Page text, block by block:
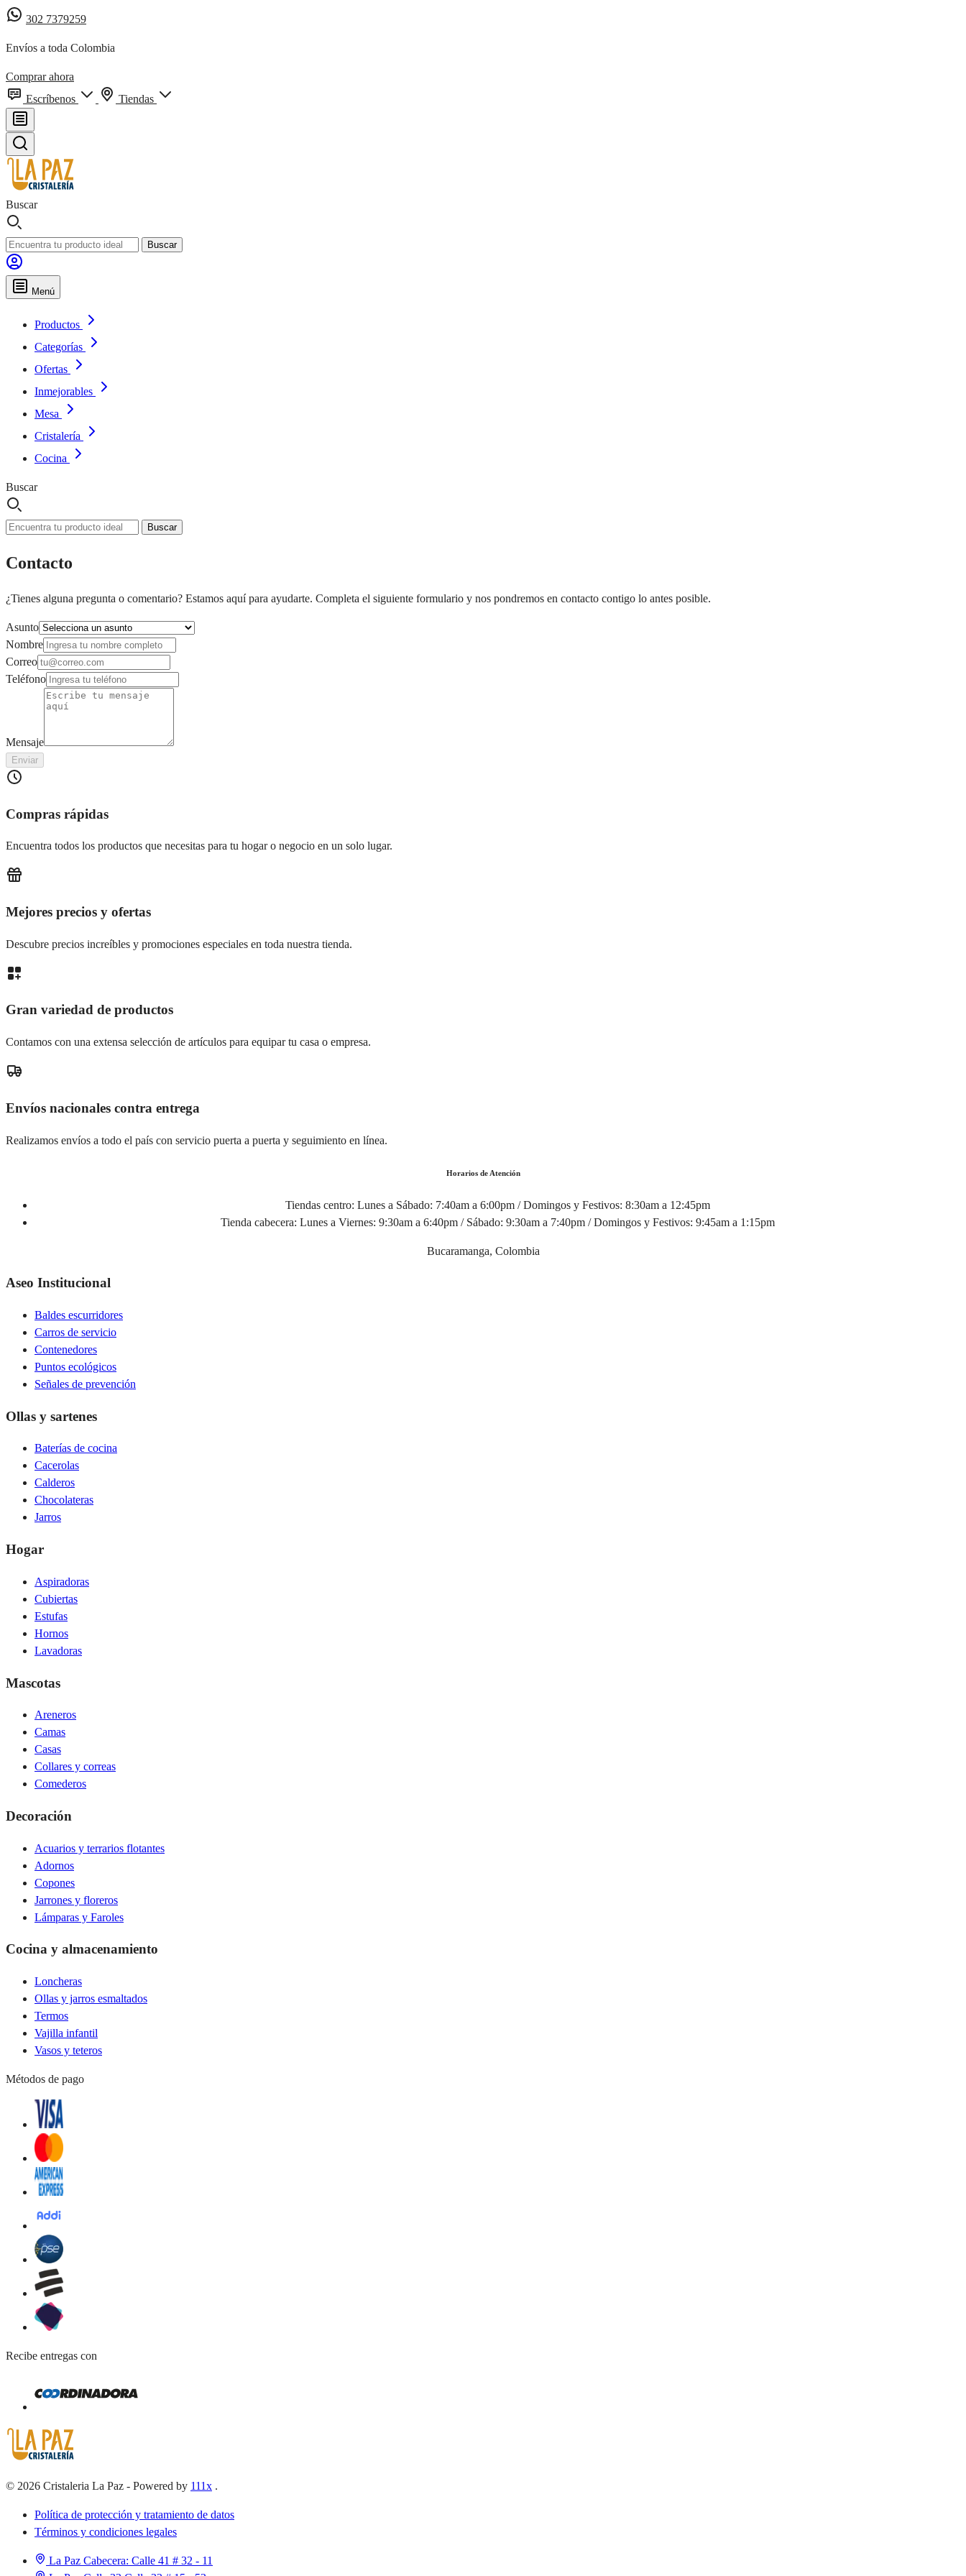
302 7379259
Envíos a toda Colombia
Comprar ahora
Escríbenos
Tiendas
Buscar
Buscar
Menú
Productos
Categorías
Ofertas
Inmejorables
Mesa
Cristalería
Cocina
Buscar
Buscar
Contacto
¿Tienes alguna pregunta o comentario? Estamos aquí para ayudarte. Completa el siguiente formulario y nos pondremos en contacto contigo lo antes posible.
Asunto
Nombre
Correo
Teléfono
Mensaje
Enviar
Compras rápidas
Encuentra todos los productos que necesitas para tu hogar o negocio en un solo lugar.
Mejores precios y ofertas
Descubre precios increíbles y promociones especiales en toda nuestra tienda.
Gran variedad de productos
Contamos con una extensa selección de artículos para equipar tu casa o empresa.
Envíos nacionales contra entrega
Realizamos envíos a todo el país con servicio puerta a puerta y seguimiento en línea.
Horarios de Atención
Tiendas centro: Lunes a Sábado: 7:40am a 6:00pm / Domingos y Festivos: 8:30am a 12:45pm
Tienda cabecera: Lunes a Viernes: 9:30am a 6:40pm / Sábado: 9:30am a 7:40pm / Domingos y Festivos: 9:45am a 1:15pm
Bucaramanga, Colombia
Aseo Institucional
Baldes escurridores
Carros de servicio
Contenedores
Puntos ecológicos
Señales de prevención
Ollas y sartenes
Baterías de cocina
Cacerolas
Calderos
Chocolateras
Jarros
Hogar
Aspiradoras
Cubiertas
Estufas
Hornos
Lavadoras
Mascotas
Areneros
Camas
Casas
Collares y correas
Comederos
Decoración
Acuarios y terrarios flotantes
Adornos
Copones
Jarrones y floreros
Lámparas y Faroles
Cocina y almacenamiento
Loncheras
Ollas y jarros esmaltados
Termos
Vajilla infantil
Vasos y teteros
Métodos de pago
Recibe entregas con
© 2026 Cristaleria La Paz - Powered by 111x .
Política de protección y tratamiento de datos
Términos y condiciones legales
La Paz Cabecera: Calle 41 # 32 - 11